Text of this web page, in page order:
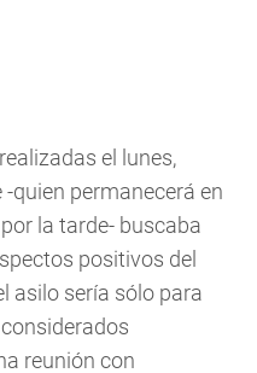
el lunes,
quien permanecerá en
la tarde- buscaba
positivos del
asilo sería sólo para
reunión con